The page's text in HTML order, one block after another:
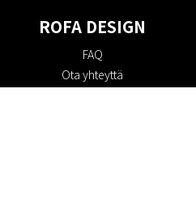
ROFA DESIGN
FAQ
Ota yhteyttä